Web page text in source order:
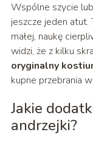
Wspólne szycie
jeszcze jeden
małej, naukę
widzi, że z kilku
oryginalny
kupne przebrania
Jakie
andrzejki?